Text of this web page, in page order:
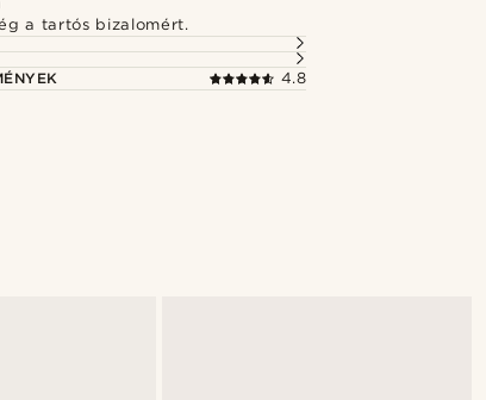
a tartós bizalomért.
4.8